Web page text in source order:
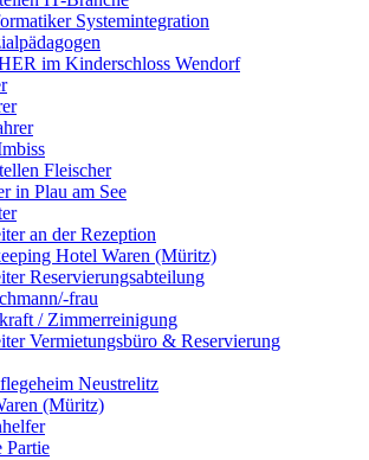
Systemintegration
im Kinderschloss Wendorf
Fleischer
in Plau am See
an der Rezeption
Hotel Waren (Müritz)
Reservierungsabteilung
frau
/ Zimmerreinigung
Vermietungsbüro & Reservierung
Neustrelitz
(Müritz)
Partie